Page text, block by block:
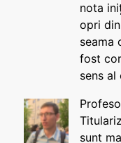
nota
opri
seama
fost
sens al
sunt